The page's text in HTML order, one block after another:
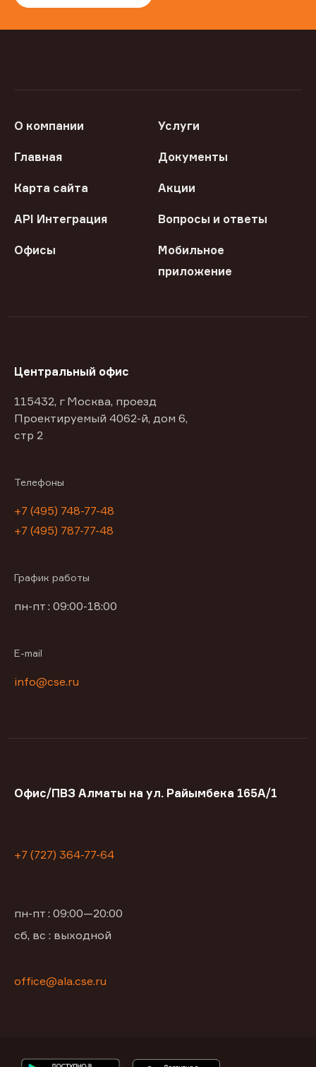
О компании Услуги
Главная Документы
Карта сайта Акции
API Интеграция Вопросы и ответы
Офисы
Мобильное
приложение
Центральный офис
115432, г Москва, проезд
Проектируемый 4062-й, дом 6,
стр 2
Телефоны
+7 (495) 748-77-48
+7 (495) 787-77-48
График работы
пн-пт : 09:00-18:00
E-mail
info@cse.ru
Офис/ПВЗ Алматы на ул. Райымбека 165А/1
+7 (727) 364-77-64
пн-пт : 09:00—20:00
сб, вс : выходной
office@ala.cse.ru